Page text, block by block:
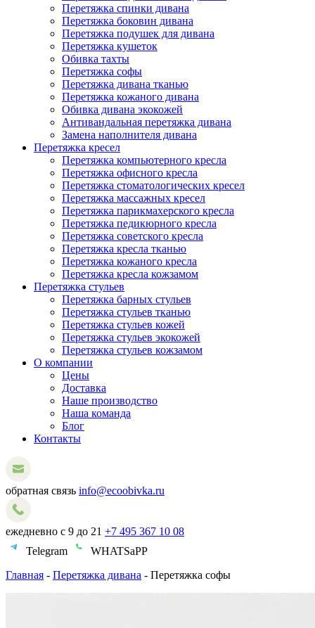
Перетяжка спинки дивана
Перетяжка боковин дивана
Перетяжка подушек для дивана
Перетяжка кушеток
Обивка тахты
Перетяжка софы
Перетяжка дивана тканью
Перетяжка кожаного дивана
Обивка дивана экокожей
Антивандальная перетяжка дивана
Замена наполнителя дивана
Перетяжка кресел
Перетяжка компьютерного кресла
Перетяжка офисного кресла
Перетяжка стоматологических кресел
Перетяжка массажных кресел
Перетяжка парикмахерского кресла
Перетяжка педикюрного кресла
Перетяжка советского кресла
Перетяжка кресла тканью
Перетяжка кожаного кресла
Перетяжка кресла кожзамом
Перетяжка стульев
Перетяжка барных стульев
Перетяжка стульев тканью
Перетяжка стульев кожей
Перетяжка стульев экокожей
Перетяжка стульев кожзамом
О компании
Цены
Доставка
Наше производство
Наша команда
Блог
Контакты
обратная связь info@ecoobivka.ru
ежедневно с 9 до 21 +7 495 367 10 08
Telegram
WHATSaPP
Главная - Перетяжка дивана - Перетяжка софы